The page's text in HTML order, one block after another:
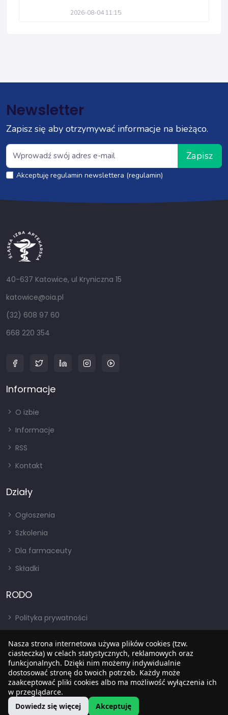
2026-08-04 11:15
Newsletter
Zapisz się aby otrzymywać informacje na bieżąco.
Zapisz
Akceptuję regulamin newslettera (regulamin)
40-637 Katowice, ul Kryniczna 15
katowice@oia.pl
(32) 608 97 60
668 220 354
Informacje
O izbie
Informacje
RSS
Kontakt
Działy
Ogłoszenia
Szkolenia
Dla farmaceuty
Składki
RODO
Polityka prywatności
RODO
BIP
Copyright © 2022 SIA. Wszystkie prawa zastrzezone.
Nasza strona internetowa używa plików cookies (tzw.
ciasteczka) w celach statystycznych, reklamowych oraz
funkcjonalnych. Dzięki nim możemy indywidualnie
dostosować stronę do twoich potrzeb. Każdy może
zaakceptować pliki cookies albo ma możliwość wyłączenia ich
w przeglądarce.
Dowiedz się więcej
Akceptuję